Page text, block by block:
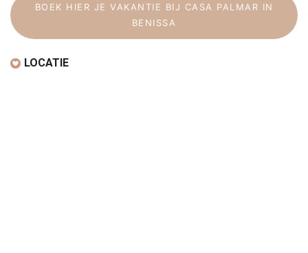
BOEK HIER JE VAKANTIE BIJ CASA PALMAR IN
BENISSA
LOCATIE